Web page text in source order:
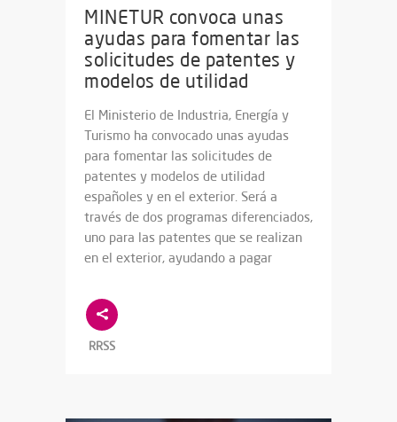
MINETUR convoca unas
ayudas para fomentar las
solicitudes de patentes y
modelos de utilidad
El Ministerio de Industria, Energía y
Turismo ha convocado unas ayudas
para fomentar las solicitudes de
patentes y modelos de utilidad
españoles y en el exterior. Será a
través de dos programas diferenciados,
uno para las patentes que se realizan
en el exterior, ayudando a pagar
RRSS